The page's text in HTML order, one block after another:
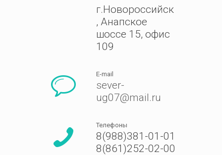
г.Новороссийск
, Анапское
шоссе 15, офис
109
E-mail
sever-
ug07@mail.ru
Телефоны
8(988)381-01-01
8(861)252-02-00